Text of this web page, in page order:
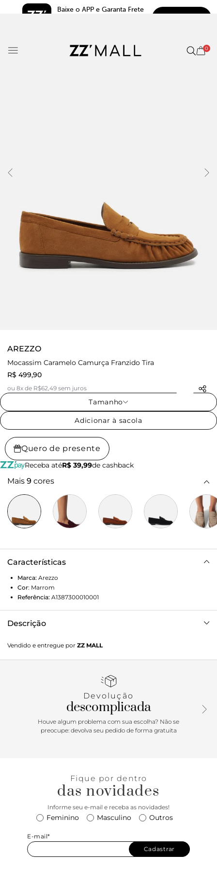
Baixe o APP e Garanta Frete
0
AREZZO
Mocassim Caramelo Camurça Franzido Tira
R$ 499,90
ou 8x de R$62,49 sem juros
Tamanho
Adicionar à sacola
Quero de presente
Receba atéR$ 39,99de cashback
Mais 9 cores
Características
Marca: Arezzo
Cor: Marrom
Referência: A1387300010001
Descrição
salto rasteiro e formato arredondado na ponta. Fechado,
traz recorte lateral na gáspea e aplicação de tira vazada
biqueira e franzido na parte frontal. Exibe toda a parte
Vendido e entregue por ZZ MALL
Devolução
descomplicada
Houve algum problema com sua escolha? Não se
preocupe: devolva seu pedido de forma gratuita
Fique por dentro
das novidades
Informe seu e-mail e receba as novidades!
Feminino Masculino Outros
E-mail*
Cadastrar